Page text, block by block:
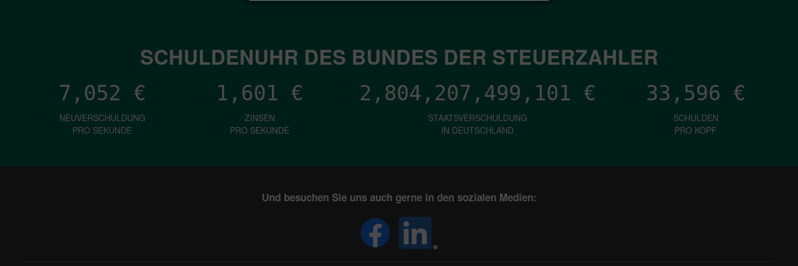
SCHULDENUHR DES BUNDES DER STEUERZAHLER
7,052 €
NEUVERSCHULDUNG
PRO SEKUNDE
1,601 €
ZINSEN
PRO SEKUNDE
2,804,207,501,647 €
STAATSVERSCHULDUNG
IN DEUTSCHLAND
33,596 €
SCHULDEN
PRO KOPF
Und besuchen Sie uns auch gerne in den sozialen Medien: